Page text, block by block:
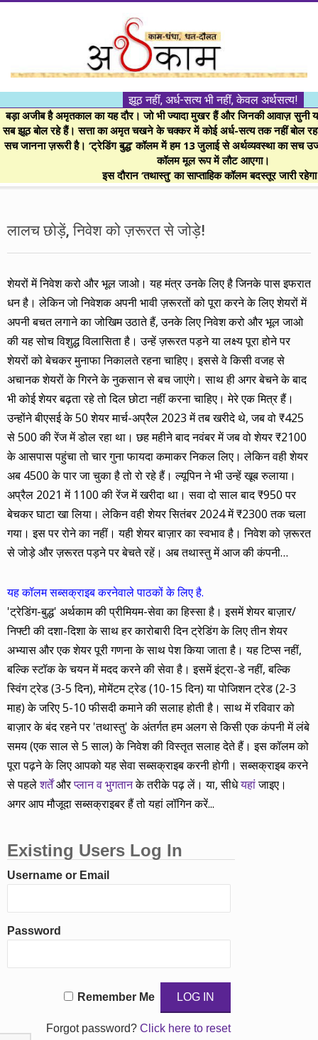
।।
अर्थकाम।।
BE
FINANCIALLY
CLEVER!
झूठ नहीं, अर्ध-सत्य भी नहीं, केवल अर्थसत्य!
बड़ा अजीब है अमृतकाल का यह दौर। जो भी ज्यादा मुखर हैं और जिनकी आवाज़ सुनी
सब झूठ बोल रहे हैं। सत्ता का अमृत चखने के चक्कर में कोई अर्ध-सत्य तक नहीं बोल
सच जानना ज़रूरी है। ‘ट्रेडिंग बुद्ध’ कॉलम में हम 13 जुलाई से अर्थव्यवस्था का सच
कॉलम मूल रूप में लौट आएगा।
इस दौरान ‘तथास्तु’ का साप्ताहिक कॉलम बदस्तूर जारी
Menu
लालच छोड़ें, निवेश को ज़रूरत से जोड़े!
शेयरों में निवेश करो और भूल जाओ। यह मंत्र उनके लिए है जिनके पास इफरात
धन है। लेकिन जो निवेशक अपनी भावी ज़रूरतों को पूरा करने के लिए शेयरों में
अपनी बचत लगाने का जोखिम उठाते हैं, उनके लिए निवेश करो और भूल जाओ
की यह सोच विशुद्ध विलासिता है। उन्हें ज़रूरत पड़ने या लक्ष्य पूरा होने पर
शेयरों को बेचकर मुनाफा निकालते रहना चाहिए। इससे वे किसी वजह से
अचानक शेयरों के गिरने के नुकसान से बच जाएंगे। साथ ही अगर बेचने के बाद
भी कोई शेयर बढ़ता रहे तो दिल छोटा नहीं करना चाहिए। मेरे एक मित्र हैं।
उन्होंने बीएसई के 50 शेयर मार्च-अप्रैल 2023 में तब खरीदे थे, जब वो ₹425
से 500 की रेंज में डोल रहा था। छह महीने बाद नवंबर में जब वो शेयर ₹2100
के आसपास पहुंचा तो चार गुना फायदा कमाकर निकल लिए। लेकिन वही शेयर
अब 4500 के पार जा चुका है तो रो रहे हैं। ल्यूपिन ने भी उन्हें खूब रुलाया।
अप्रैल 2021 में 1100 की रेंज में खरीदा था। सवा दो साल बाद ₹950 पर
बेचकर घाटा खा लिया। लेकिन वही शेयर सितंबर 2024 में ₹2300 तक चला
गया। इस पर रोने का नहीं। यही शेयर बाज़ार का स्वभाव है। निवेश को ज़रूरत
से जोड़े और ज़रूरत पड़ने पर बेचते रहें। अब तथास्तु में आज की कंपनी…
यह कॉलम सब्सक्राइब करनेवाले पाठकों के लिए है.
'ट्रेडिंग-बुद्ध' अर्थकाम की प्रीमियम-सेवा का हिस्सा है। इसमें शेयर बाज़ार/
निफ्टी की दशा-दिशा के साथ हर कारोबारी दिन ट्रेडिंग के लिए तीन शेयर
अभ्यास और एक शेयर पूरी गणना के साथ पेश किया जाता है। यह टिप्स नहीं,
बल्कि स्टॉक के चयन में मदद करने की सेवा है। इसमें इंट्रा-डे नहीं, बल्कि
स्विंग ट्रेड (3-5 दिन), मोमेंटम ट्रेड (10-15 दिन) या पोजिशन ट्रेड (2-3
माह) के जरिए 5-10 फीसदी कमाने की सलाह होती है। साथ में रविवार को
बाज़ार के बंद रहने पर 'तथास्तु' के अंतर्गत हम अलग से किसी एक कंपनी में लंबे
समय (एक साल से 5 साल) के निवेश की विस्तृत सलाह देते हैं। इस कॉलम को
पूरा पढ़ने के लिए आपको यह सेवा सब्सक्राइब करनी होगी। सब्सक्राइब करने
से पहलेशर्तेंऔरप्लान व भुगतानके तरीके पढ़ लें। या, सीधेयहांजाइए।
अगर आप मौजूदा सब्सक्राइबर हैं तो यहां लॉगिन करें...
Existing Users Log In
Username or Email
Password
Remember Me
Forgot password? Click here to reset